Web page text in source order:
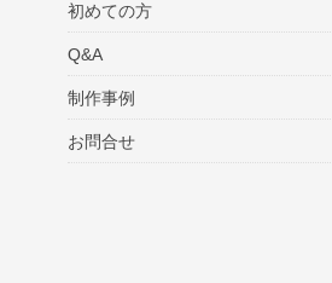
初めての方
Q&A
制作事例
お問合せ